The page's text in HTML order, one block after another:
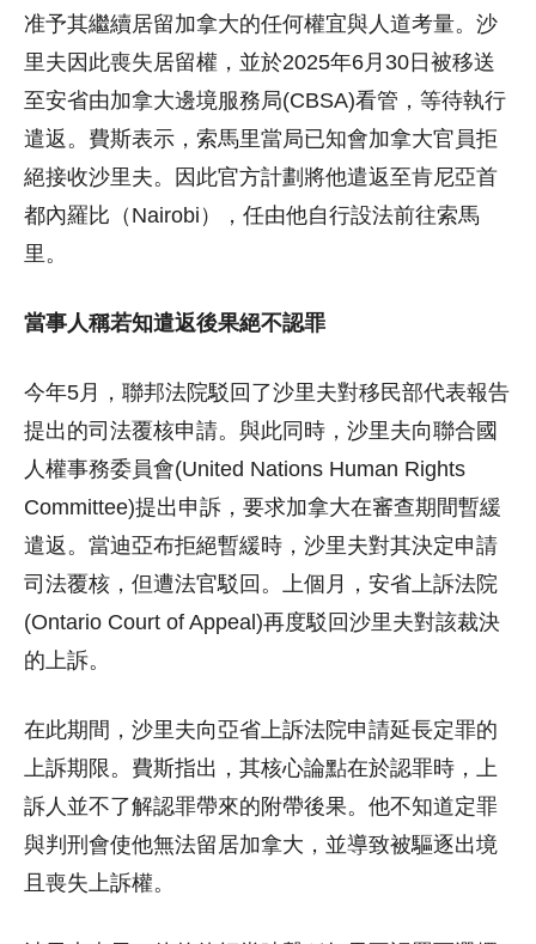
准予其繼續居留加拿大的任何權宜與人道考量。沙
里夫因此喪失居留權，並於2025年6月30日被移送
至安省由加拿大邊境服務局(CBSA)看管，等待執行
遣返。費斯表示，索馬里當局已知會加拿大官員拒
絕接收沙里夫。因此官方計劃將他遣返至肯尼亞首
都內羅比（Nairobi），任由他自行設法前往索馬
里。
當事人稱若知遣返後果絕不認罪
今年5月，聯邦法院駁回了沙里夫對移民部代表報告
提出的司法覆核申請。與此同時，沙里夫向聯合國
人權事務委員會(United Nations Human Rights
Committee)提出申訴，要求加拿大在審查期間暫緩
遣返。當迪亞布拒絕暫緩時，沙里夫對其決定申請
司法覆核，但遭法官駁回。上個月，安省上訴法院
(Ontario Court of Appeal)再度駁回沙里夫對該裁決
的上訴。
在此期間，沙里夫向亞省上訴法院申請延長定罪的
上訴期限。費斯指出，其核心論點在於認罪時，上
訴人並不了解認罪帶來的附帶後果。他不知道定罪
與判刑會使他無法留居加拿大，並導致被驅逐出境
且喪失上訴權。